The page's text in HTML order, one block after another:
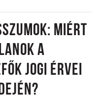
MIÉRT
A
JOGI ÉRVEI